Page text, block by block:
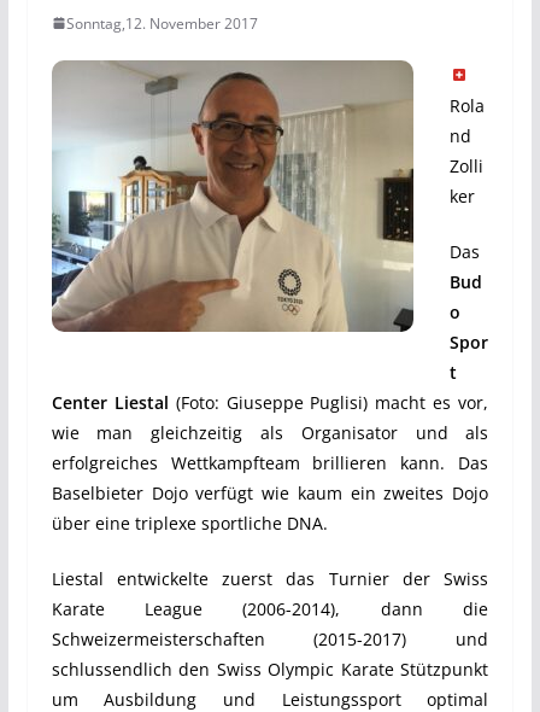
Sonntag,12. November 2017
Rola
nd
Zolli
ker
Das
Bud
o
Spor
t
Center Liestal (Foto: Giuseppe Puglisi) macht es vor,
wie man gleichzeitig als Organisator und als
erfolgreiches Wettkampfteam brillieren kann. Das
Baselbieter Dojo verfügt wie kaum ein zweites Dojo
über eine triplexe sportliche DNA.
Liestal entwickelte zuerst das Turnier der Swiss
Karate League (2006-2014), dann die
Schweizermeisterschaften (2015-2017) und
schlussendlich den Swiss Olympic Karate Stützpunkt
um Ausbildung und Leistungssport optimal